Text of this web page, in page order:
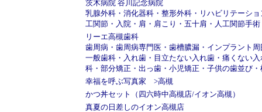
茨木病院 谷川記念病院
乳腺外科 ・ 消化器科 ・ 整形外科 ・ リハビリテーシ
工関節 ・ 入院 ・ 肩 ・ 肩こり ・ 五十肩 ・ 人工関節手術
リーエ高槻歯科
歯周病 ・ 歯周病専門医 ・ 歯槽膿漏 ・ インプラント周
一般歯科 ・ 入れ歯 ・ 目立たない入れ歯 ・ 痛くない入
科 ・ 部分矯正 ・ 出っ歯 ・ 小児矯正 ・ 子供の歯並び ・
幸福を呼ぶ写真家 >高槻
かつ丼セット（四六時中高槻店/イオン高槻）
真夏の日差しのイオン高槻店